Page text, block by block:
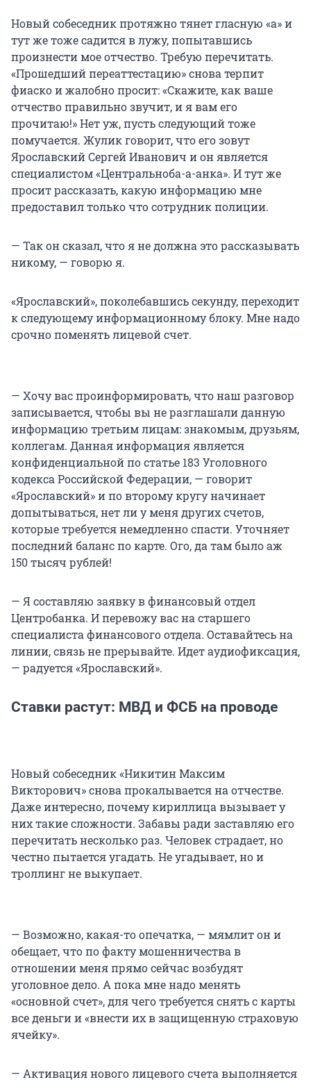
Новый собеседник протяжно тянет гласную «а» и
тут же тоже садится в лужу, попытавшись
произнести мое отчество. Требую перечитать.
«Прошедший переаттестацию» снова терпит
фиаско и жалобно просит: «Скажите, как ваше
отчество правильно звучит, и я вам его
прочитаю!» Нет уж, пусть следующий тоже
помучается. Жулик говорит, что его зовут
Ярославский Сергей Иванович и он является
специалистом «Центральноба-а-анка». И тут же
просит рассказать, какую информацию мне
предоставил только что сотрудник полиции.
— Так он сказал, что я не должна это рассказывать
никому, — говорю я.
«Ярославский», поколебавшись секунду, переходит
к следующему информационному блоку. Мне надо
срочно поменять лицевой счет.
— Хочу вас проинформировать, что наш разговор
записывается, чтобы вы не разглашали данную
информацию третьим лицам: знакомым, друзьям,
коллегам. Данная информация является
конфиденциальной по статье 183 Уголовного
кодекса Российской Федерации, — говорит
«Ярославский» и по второму кругу начинает
допытываться, нет ли у меня других счетов,
которые требуется немедленно спасти. Уточняет
последний баланс по карте. Ого, да там было аж
150 тысяч рублей!
— Я составляю заявку в финансовый отдел
Центробанка. И перевожу вас на старшего
специалиста финансового отдела. Оставайтесь на
линии, связь не прерывайте. Идет аудиофиксация,
— радуется «Ярославский».
Ставки растут: МВД и ФСБ на проводе
Новый собеседник «Никитин Максим
Викторович» снова прокалывается на отчестве.
Даже интересно, почему кириллица вызывает у
них такие сложности. Забавы ради заставляю его
перечитать несколько раз. Человек страдает, но
честно пытается угадать. Не угадывает, но и
троллинг не выкупает.
— Возможно, какая-то опечатка, — мямлит он и
обещает, что по факту мошенничества в
отношении меня прямо сейчас возбудят
уголовное дело. А пока мне надо менять
«основной счет», для чего требуется снять с карты
все деньги и «внести их в защищенную страховую
ячейку».
— Активация нового лицевого счета выполняется